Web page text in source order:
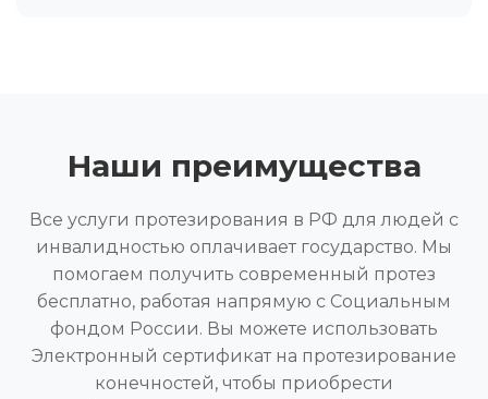
Наши преимущества
Все услуги протезирования в РФ для людей с
инвалидностью оплачивает государство. Мы
помогаем получить современный протез
бесплатно, работая напрямую с Социальным
фондом России. Вы можете использовать
Электронный сертификат на протезирование
конечностей, чтобы приобрести